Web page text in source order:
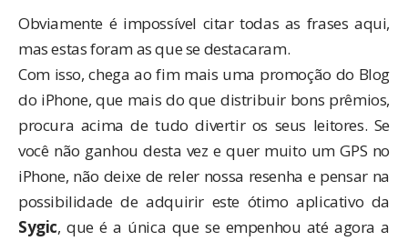
Obviamente é impossível citar todas as frases aqui,
mas estas foram as que se destacaram.
Com isso, chega ao fim mais uma promoção do Blog
do iPhone, que mais do que distribuir bons prêmios,
procura acima de tudo divertir os seus leitores. Se
você não ganhou desta vez e quer muito um GPS no
iPhone, não deixe de reler nossa resenha e pensar na
possibilidade de adquirir este ótimo aplicativo da
Sygic, que é a única que se empenhou até agora a